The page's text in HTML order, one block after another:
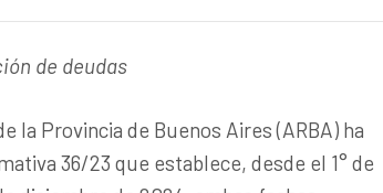
de deudas
la Provincia de Buenos Aires (ARBA) ha
36/23 que establece, desde el 1° de